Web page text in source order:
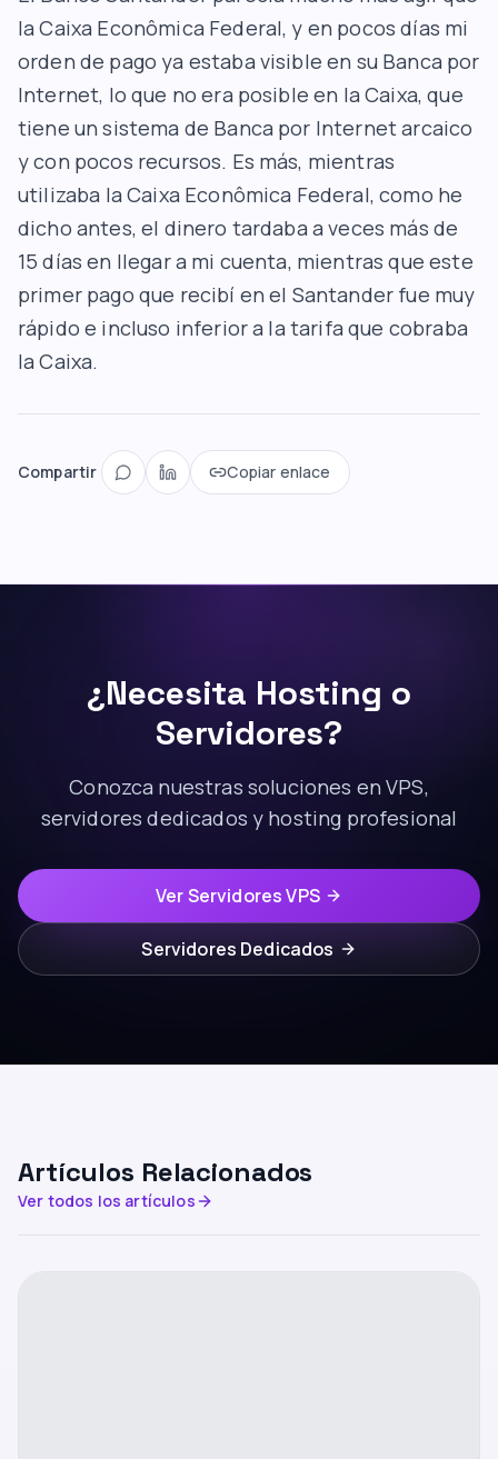
la Caixa Econômica Federal, y en pocos días mi
orden de pago ya estaba visible en su Banca por
Internet, lo que no era posible en la Caixa, que
tiene un sistema de Banca por Internet arcaico
y con pocos recursos. Es más, mientras
utilizaba la Caixa Econômica Federal, como he
dicho antes, el dinero tardaba a veces más de
15 días en llegar a mi cuenta, mientras que este
primer pago que recibí en el Santander fue muy
rápido e incluso inferior a la tarifa que cobraba
la Caixa.
Compartir Copiar enlace
¿Necesita Hosting o
Servidores?
Conozca nuestras soluciones en VPS,
servidores dedicados y hosting profesional
Ver Servidores VPS
Servidores Dedicados
Artículos Relacionados
Ver todos los artículos